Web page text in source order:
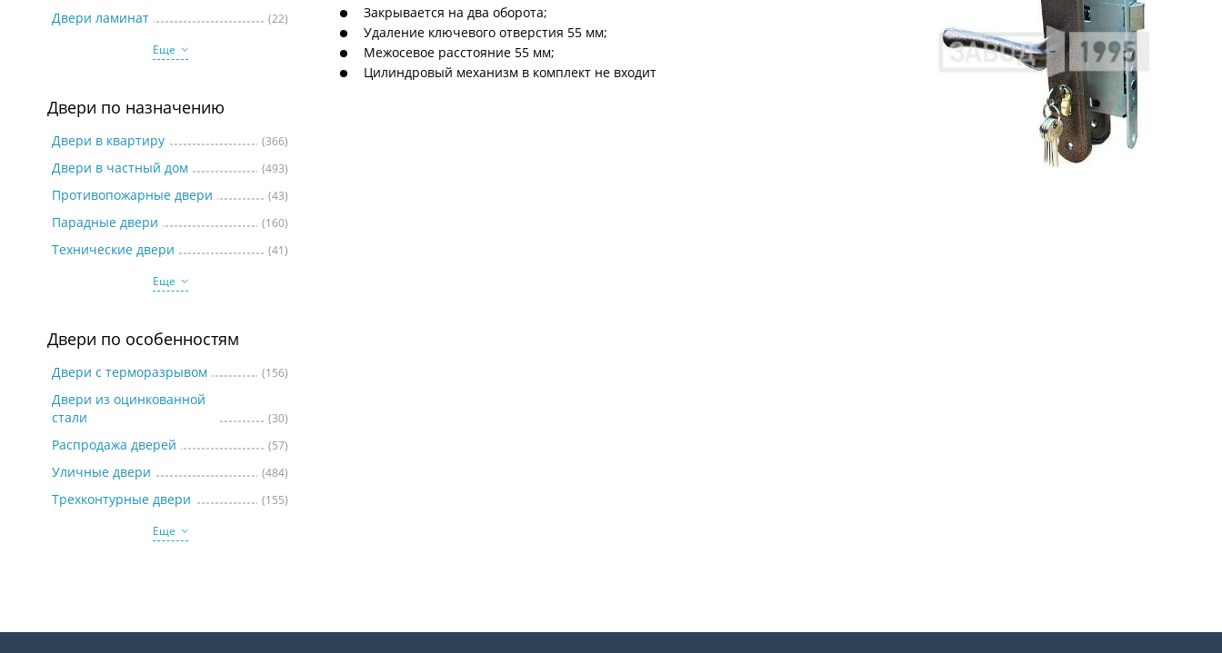
Двери с винилискожей
С металлофиленкой
Двери ламинат
(22)
Еще
Двери по назначению
Двери в квартиру (366)
Двери в частный дом (493)
Противопожарные двери (43)
Парадные двери (160)
Технические двери
(41)
Еще
Двери по особенностям
Двери с терморазрывом (156)
Двери из оцинкованной
стали
(30)
Распродажа дверей (57)
Уличные двери (484)
Трехконтурные двери
(155)
Еще
Закрывается на два оборота;
Удаление ключевого отверстия 55 мм;
Межосевое расстояние 55 мм;
Цилиндровый механизм в комплект не входит